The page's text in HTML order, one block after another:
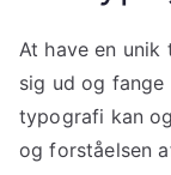
At have en
sig ud og
typografi kan
og forståelsen